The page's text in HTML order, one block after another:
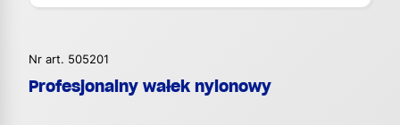
Nr art. 505201
Profesjonalny wałek nylonowy